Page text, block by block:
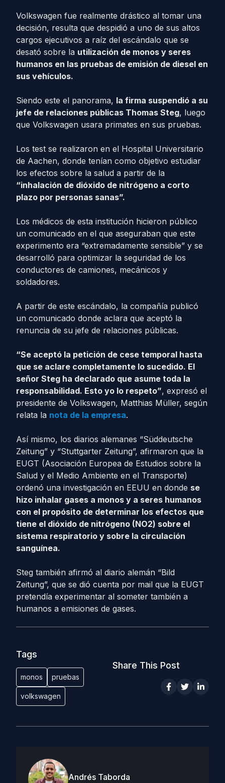
Volkswagen fue realmente drástico al tomar una
decisión, resulta que despidió a uno de sus altos
cargos ejecutivos a raíz del escándalo que se
desató sobre la utilización de monos y seres
humanos en las pruebas de emisión de diesel en
sus vehículos.
Siendo este el panorama, la firma suspendió a su
jefe de relaciones públicas Thomas Steg, luego
que Volkswagen usara primates en sus pruebas.
Los test se realizaron en el Hospital Universitario
de Aachen, donde tenían como objetivo estudiar
los efectos sobre la salud a partir de la
“inhalación de dióxido de nitrógeno a corto
plazo por personas sanas”.
Los médicos de esta institución hicieron público
un comunicado en el que aseguraban que este
experimento era “extremadamente sensible” y se
desarrolló para optimizar la seguridad de los
conductores de camiones, mecánicos y
soldadores.
A partir de este escándalo, la compañía publicó
un comunicado donde aclara que aceptó la
renuncia de su jefe de relaciones públicas.
“Se aceptó la petición de cese temporal hasta
que se aclare completamente lo sucedido. El
señor Steg ha declarado que asume toda la
responsabilidad. Esto yo lo respeto”, expresó el
presidente de Volkswagen, Matthias Müller, según
relata la nota de la empresa.
Así mismo, los diarios alemanes “Süddeutsche
Zeitung” y “Stuttgarter Zeitung”, afirmaron que la
EUGT (Asociación Europea de Estudios sobre la
Salud y el Medio Ambiente en el Transporte)
ordenó una investigación en EEUU en donde se
hizo inhalar gases a monos y a seres humanos
con el propósito de determinar los efectos que
tiene el dióxido de nitrógeno (NO2) sobre el
sistema respiratorio y sobre la circulación
sanguínea.
Steg también afirmó al diario alemán “Bild
Zeitung”, que se dió cuenta por mail que la EUGT
pretendía experimentar al someter también a
humanos a emisiones de gases.
Tags
monos pruebas
volkswagen
Share This Post
Andrés Taborda